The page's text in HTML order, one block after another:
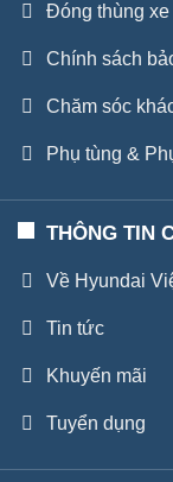
Đóng thùng xe
Chính sách
Chăm sóc
Phụ tùng &
THÔNG TIN
Về Hyundai
Tin tức
Khuyến mãi
Tuyển dụng